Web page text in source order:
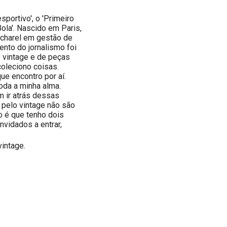
o 'Primeiro
Nascido em Paris,
em gestão de
do jornalismo foi
e de peças
coisas.
encontro por aí.
a minha alma.
ir atrás dessas
vintage não são
é que tenho dois
a entrar,